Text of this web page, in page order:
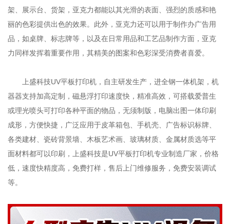
架、展示台、货架，亚克力都能以其光滑的表面、强烈的质感和艳
丽的色彩提供出色的效果。此外，亚克力还可以用于制作办广告用
品，如桌牌、标志牌等，以及在日常用品和工艺品制作方面，亚克
力同样发挥着重要作用，其精美的图案和色彩深受消费者喜爱。
上盛科技UV平板打印机，自主研发生产，进全钢一体机架，机
器器支持加高定制，磁悬浮打印速度快，精准高效，可搭载爱普生
或理光喷头可打印各种平面的物品，无须制版，电脑出图一体印刷
成形，方便快捷，广泛应用于皮革箱包、手机壳、广告标识标牌、
各类建材、瓷砖背景墙、木板艺术画、玻璃材质、金属材质选等平
面材料都可以印刷，上盛科技是UV平板打印机专业制造厂家，价格
低，速度快精度高，免费打样，售后上门维修服务，免费安装调试
等。